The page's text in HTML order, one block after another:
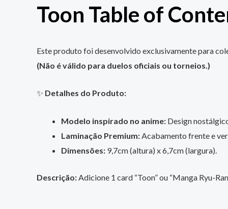
Toon Table of
Este produto foi desenvolvido exclusivamente para
(Não é válido para duelos oficiais ou torneios.)
✨ Detalhes do Produto:
Modelo inspirado no anime: Design
Laminação Premium: Acabamento frente e
Dimensões: 9,7cm (altura) x 6,7cm (largura).
Descrição: Adicione 1 card “Toon” ou “Manga Ryu-